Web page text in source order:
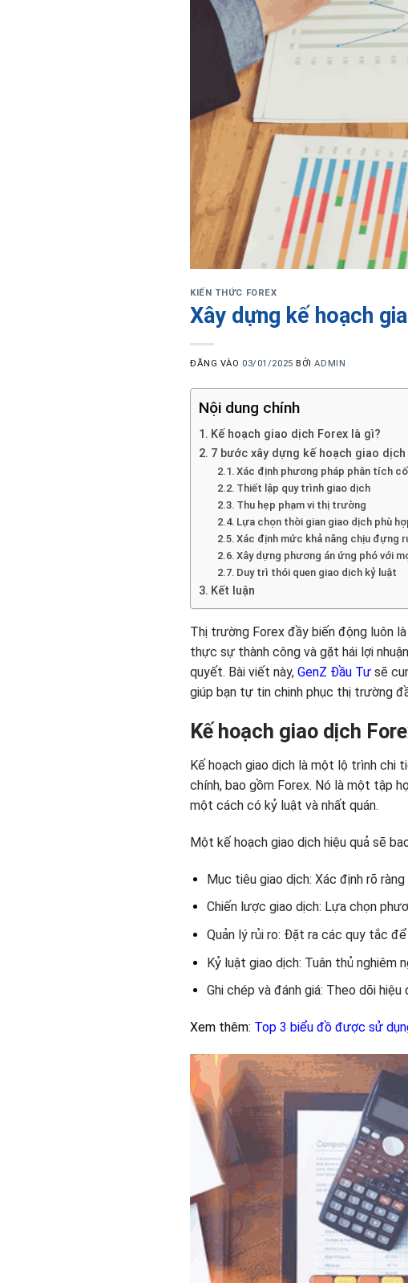
KIẾN THỨC FOREX
Xây dựng kế hoạch
ĐĂNG VÀO 03/01/2025 BỞIADMIN
Nội dung chính
Kế hoạch giao dịch Forex là gì?
7 bước xây dựng kế hoạch giao dịch
Xác định phương pháp phân tích
Thiết lập quy trình giao dịch
Thu hẹp phạm vi thị trường
Lựa chọn thời gian giao dịch phù
Xác định mức khả năng chịu đựng
Xây dựng phương án ứng phó với
Duy trì thói quen giao dịch kỷ luật
Kết luận
Thị trường Forex đầy biến động luôn
thực sự thành công và gặt hái lợi
quyết. Bài viết này, GenZ Đầu Tư sẽ
giúp bạn tự tin chinh phục thị trường
Kế hoạch giao dịch
Kế hoạch giao dịch là một lộ trình chi
chính, bao gồm Forex. Nó là một tập
một cách có kỷ luật và nhất quán.
Một kế hoạch giao dịch hiệu quả sẽ
Mục tiêu giao dịch: Xác định rõ
Chiến lược giao dịch: Lựa chọn
Quản lý rủi ro: Đặt ra các quy tắc
Kỷ luật giao dịch: Tuân thủ nghiêm
Ghi chép và đánh giá: Theo dõi
Xem thêm: Top 3 biểu đồ được sử